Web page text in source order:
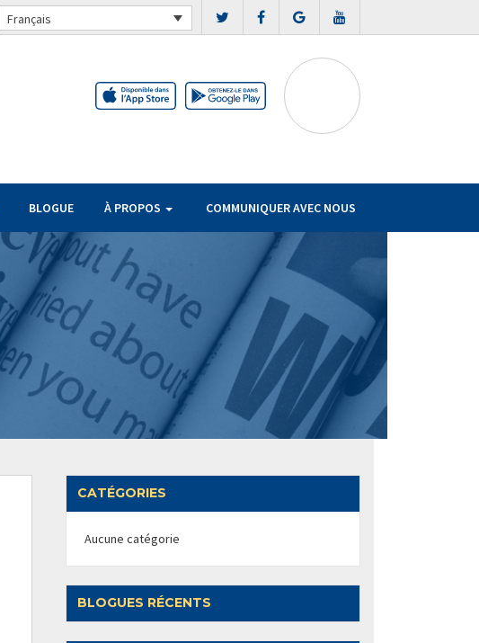
Français
BLOGUE À PROPOS COMMUNIQUER AVEC NOUS
CATÉGORIES
Aucune catégorie
BLOGUES RÉCENTS